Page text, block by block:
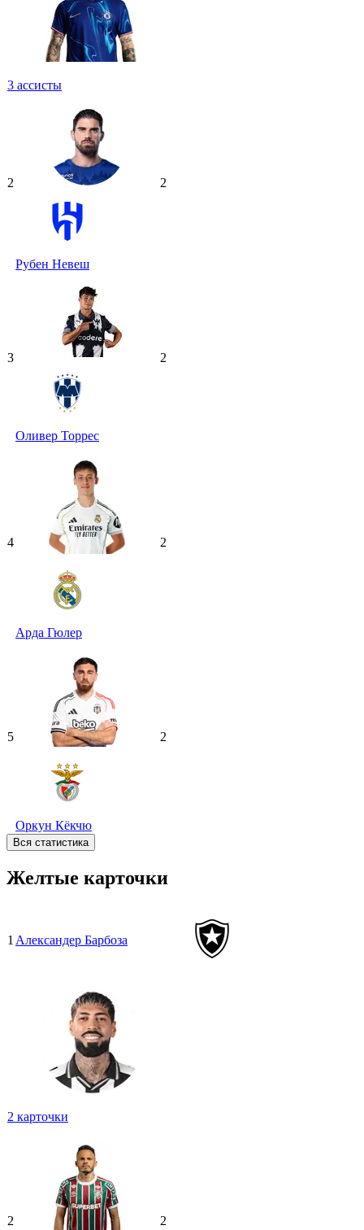
3 ассисты
2
Рубен Невеш
2
3
Оливер Торрес
2
4
Арда Гюлер
2
5
Оркун Кёкчю
2
Вся статистика
Желтые карточки
1 Александер Барбоза
2 карточки
2 2